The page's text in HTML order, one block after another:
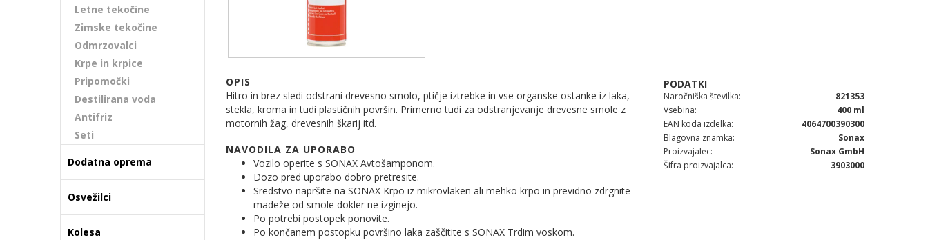
Letne tekočine
Zimske tekočine
Odmrzovalci
Krpe in krpice
Pripomočki
Destilirana voda
Antifriz
Seti
Dodatna oprema
Osvežilci
Kolesa
OPIS
Hitro in brez sledi odstrani drevesno smolo, ptičje iztrebke in vse organske ostanke iz laka,
stekla, kroma in tudi plastičnih površin. Primerno tudi za odstranjevanje drevesne smole z
motornih žag, drevesnih škarij itd.
NAVODILA ZA UPORABO
Vozilo operite s SONAX Avtošamponom.
Dozo pred uporabo dobro pretresite.
Sredstvo napršite na SONAX Krpo iz mikrovlaken ali mehko krpo in previdno zdrgnite
madeže od smole dokler ne izginejo.
Po potrebi postopek ponovite.
Po končanem postopku površino laka zaščitite s SONAX Trdim voskom.
Naročniška številka
821353
Vsebina
400 ml
EAN koda izdelka
4064700390300
Blagovna znamka
Sonax
Proizvajalec
Sonax GmbH
Šifra proizvajalca
3903000